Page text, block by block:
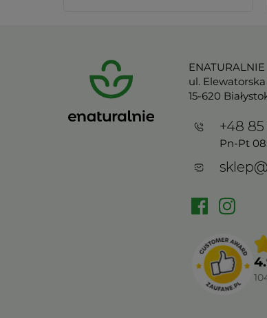
ENATURALNIE
ul.
15-620
+48
Pn-Pt